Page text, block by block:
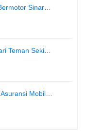
Sinar…
Teman Seki…
Mobil…